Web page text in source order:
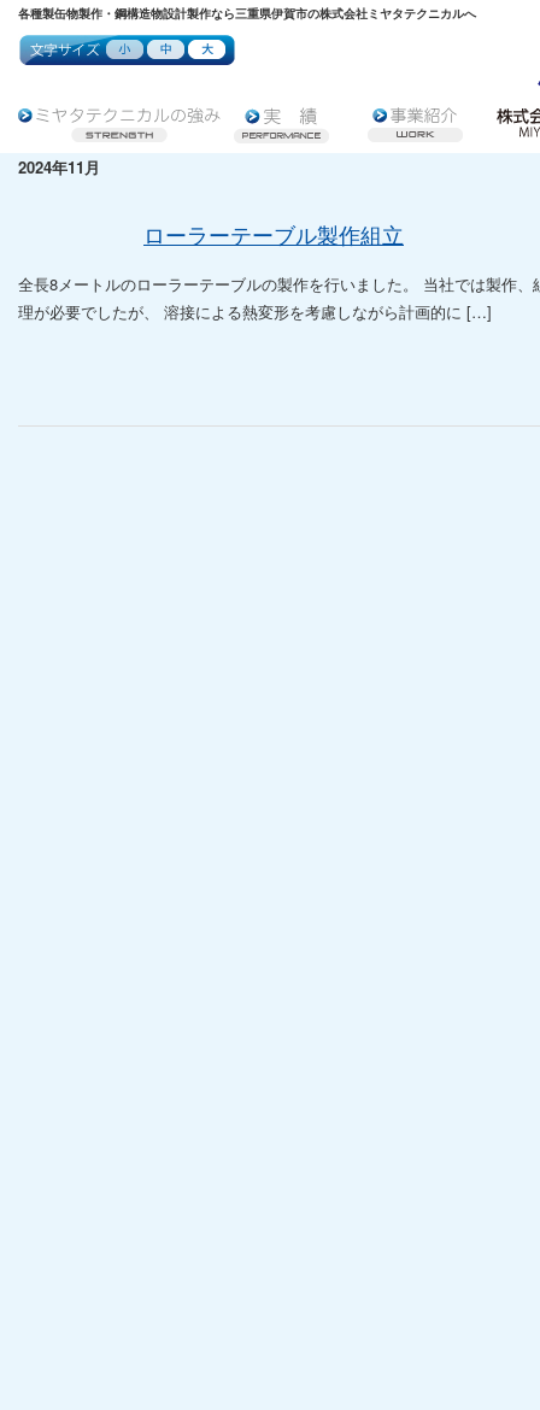
各種製缶物製作・鋼構造物設計製作なら三重県伊賀市の株式会社ミヤタテクニカルへ
2024年11月
ローラーテーブル製作組立
全長8メートルのローラーテーブルの製作を行いました。 当社では製作
理が必要でしたが、 溶接による熱変形を考慮しながら計画的に […]